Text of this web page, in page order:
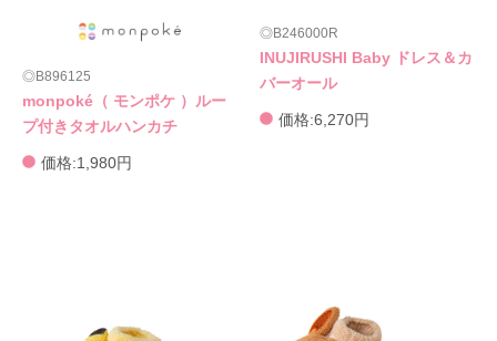
B896125
monpoké（ モンポケ ）ルー
プ付きタオルハンカチ
価格:1,980円
B246000R
INUJIRUSHI Baby ドレス＆カ
バーオール
価格:6,270円